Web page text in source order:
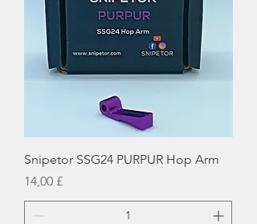
Snipetor SSG24 PURPUR Hop Arm
Preis
14,00 £